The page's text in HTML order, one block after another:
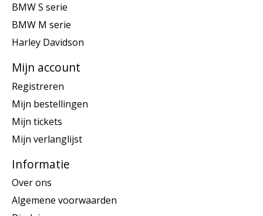
BMW S serie
BMW M serie
Harley Davidson
Mijn account
Registreren
Mijn bestellingen
Mijn tickets
Mijn verlanglijst
Informatie
Over ons
Algemene voorwaarden